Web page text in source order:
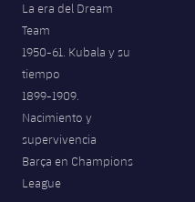
La era del Dream
Team
1950-61. Kubala y su
tiempo
1899-1909.
Nacimiento y
supervivencia
Barça en Champions
League